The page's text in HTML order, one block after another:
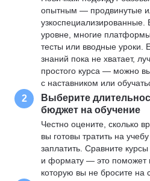
опытным — продвинутые
уровне, многие
тесты или вводные уроки.
знаний пока не хватает,
простого курса — можно
с наставником или
2
Выберите
бюджет на обучение
Честно оцените, сколько
вы готовы тратить на
заплатить. Сравните
и формату — это поможет
которую вы не бросите на